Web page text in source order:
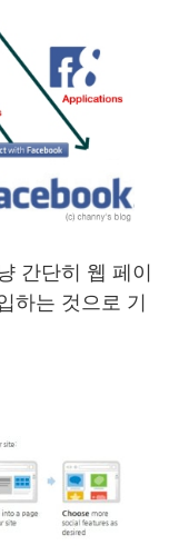
간단히 웹 페이
하는 것으로 기